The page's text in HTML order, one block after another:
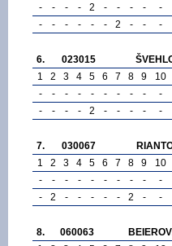
-
- - - 2 - - - - -
-
- - - - - 2 - - -
6. 023015
1
2 3 4 5 6 7 8 9 10
-
- - - - - - - - -
-
- - - 2 - - - - -
7. 030067
1
2 3 4 5 6 7 8 9 10
-
- - - - - - - - -
-
2 - - - - - 2 - -
8. 060063